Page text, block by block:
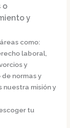
o
y
como:
laboral,
y
normas y
misión y
tu